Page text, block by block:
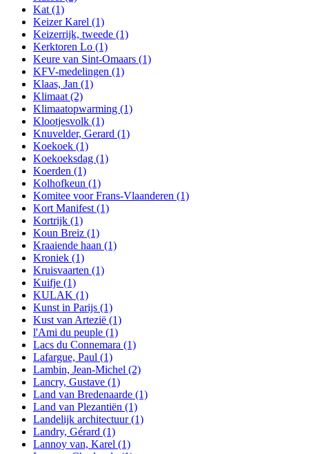
Kat (1)
Keizer Karel (1)
Keizerrijk, tweede (1)
Kerktoren Lo (1)
Keure van Sint-Omaars (1)
KFV-medelingen (1)
Klaas, Jan (1)
Klimaat (2)
Klimaatopwarming (1)
Klootjesvolk (1)
Knuvelder, Gerard (1)
Koekoek (1)
Koekoeksdag (1)
Koerden (1)
Kolhofkeun (1)
Komitee voor Frans-Vlaanderen (1)
Kort Manifest (1)
Kortrijk (1)
Koun Breiz (1)
Kraaiende haan (1)
Kroniek (1)
Kruisvaarten (1)
Kuifje (1)
KULAK (1)
Kunst in Parijs (1)
Kust van Artezië (1)
l'Ami du peuple (1)
Lacs du Connemara (1)
Lafargue, Paul (1)
Lambin, Jean-Michel (2)
Lancry, Gustave (1)
Land van Bredenaarde (1)
Land van Plezantiën (1)
Landelijk architectuur(1)
Landry, Gérard (1)
Lannoy van, Karel (1)